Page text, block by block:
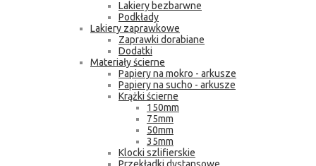
Lakiery bezbarwne
Podkłady
Lakiery zaprawkowe
Zaprawki dorabiane
Dodatki
Materiały ścierne
Papiery na mokro - arkusze
Papiery na sucho - arkusze
Krążki ścierne
150mm
75mm
50mm
35mm
Klocki szlifierskie